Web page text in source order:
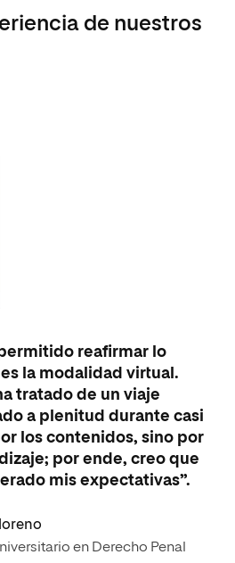
de nuestros
reafirmar lo
la modalidad virtual.
tratado de un viaje
a plenitud durante casi
los contenidos, sino por
por ende, creo que
mis expectativas”.
en Derecho Penal